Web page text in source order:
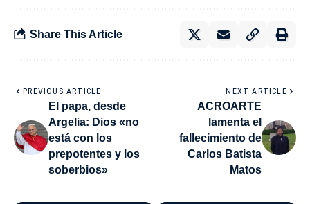
Share This Article
PREVIOUS ARTICLE
El papa, desde
Argelia: Dios «no
está con los
prepotentes y los
soberbios»
NEXT ARTICLE
ACROARTE
lamenta el
fallecimiento de
Carlos Batista
Matos